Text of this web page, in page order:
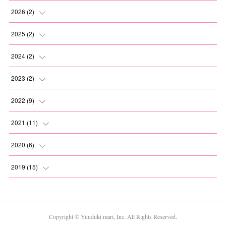
2026 (2)
( )
( )
2025 (2)
( )
( )
2024 (2)
( )
( )
2023 (2)
( )
(1
2022 (9)
(1
( )
(2
2021 (11)
( )
(1
2020 (6)
(1
2019 (15)
Copyright © Yuuduki mari, Inc. All Rights Reserved.